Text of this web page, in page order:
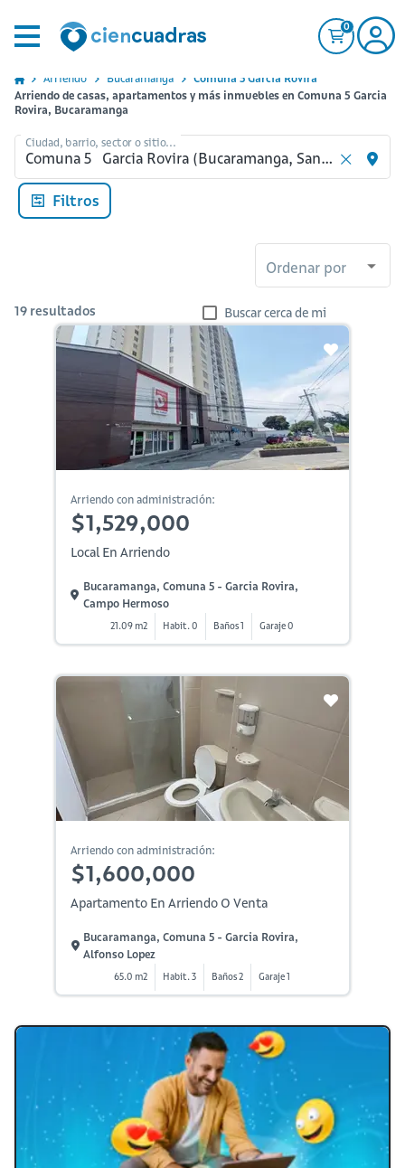
0
Arriendo Bucaramanga
Comuna 5 Garcia Rovira
Arriendo de casas, apartamentos y más inmuebles en Comuna 5 Garcia
Rovira, Bucaramanga
Ciudad, barrio, sector o sitio...
Filtros
Ordenar por
19 resultados Buscar cerca de mi
Arriendo con administración:
$1,529,000
Local En Arriendo
Bucaramanga, Comuna 5 - Garcia Rovira,
Campo Hermoso
21.09 m2 Habit. 0 Baños 1 Garaje 0
Arriendo con administración:
$1,600,000
Apartamento En Arriendo O Venta
Bucaramanga, Comuna 5 - Garcia Rovira,
Alfonso Lopez
65.0 m2 Habit. 3 Baños 2 Garaje 1